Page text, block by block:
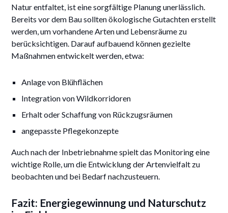
Natur entfaltet, ist eine sorgfältige Planung unerlässlich.
Bereits vor dem Bau sollten ökologische Gutachten erstellt
werden, um vorhandene Arten und Lebensräume zu
berücksichtigen. Darauf aufbauend können gezielte
Maßnahmen entwickelt werden, etwa:
Anlage von Blühflächen
Integration von Wildkorridoren
Erhalt oder Schaffung von Rückzugsräumen
angepasste Pflegekonzepte
Auch nach der Inbetriebnahme spielt das Monitoring eine
wichtige Rolle, um die Entwicklung der Artenvielfalt zu
beobachten und bei Bedarf nachzusteuern.
Fazit: Energiegewinnung und Naturschutz